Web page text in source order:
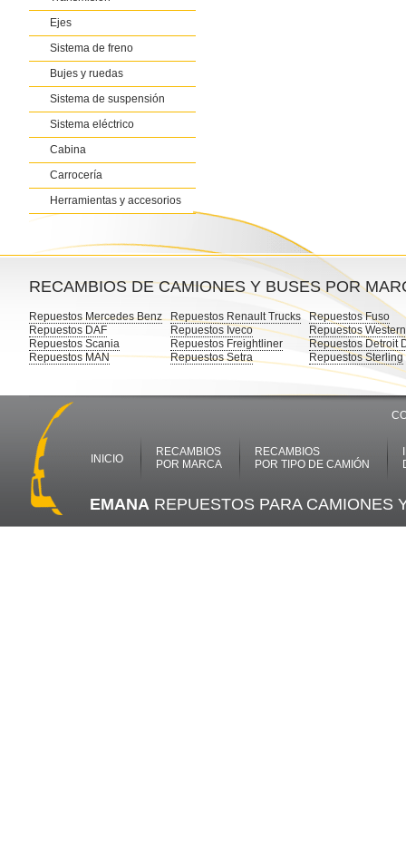
Ejes
Sistema de freno
Bujes y ruedas
Sistema de suspensión
Sistema eléctrico
Cabina
Carrocería
Herramientas y accesorios
RECAMBIOS DE CAMIONES Y BUSES POR
Repuestos Mercedes Benz
Repuestos DAF
Repuestos Scania
Repuestos MAN
Repuestos Renault Trucks
Repuestos Iveco
Repuestos Freightliner
Repuestos Setra
Repuestos Fuso
Repuestos
Repuestos Detroit
Repuestos Sterling
INICIO
RECAMBIOS
POR MARCA
RECAMBIOS
POR TIPO DE CAMIÓN
EMANA REPUESTOS PARA CAMIONES